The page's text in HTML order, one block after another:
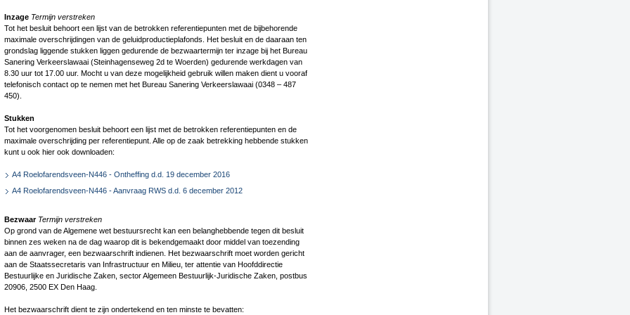
Inzage Termijn verstreken
Tot het besluit behoort een lijst van de betrokken referentiepunten met de bijbehorende
maximale overschrijdingen van de geluidproductieplafonds. Het besluit en de daaraan ten
grondslag liggende stukken liggen gedurende de bezwaartermijn ter inzage bij het Bureau
Sanering Verkeerslawaai (Steinhagenseweg 2d te Woerden) gedurende werkdagen van
8.30 uur tot 17.00 uur. Mocht u van deze mogelijkheid gebruik willen maken dient u vooraf
telefonisch contact op te nemen met het Bureau Sanering Verkeerslawaai (0348 – 487
450).
Stukken
Tot het voorgenomen besluit behoort een lijst met de betrokken referentiepunten en de
maximale overschrijding per referentiepunt. Alle op de zaak betrekking hebbende stukken
kunt u ook hier ook downloaden:
A4 Roelofarendsveen-N446 - Ontheffing d.d. 19 december 2016
A4 Roelofarendsveen-N446 - Aanvraag RWS d.d. 6 december 2012
Bezwaar Termijn verstreken
Op grond van de Algemene wet bestuursrecht kan een belanghebbende tegen dit besluit
binnen zes weken na de dag waarop dit is bekendgemaakt door middel van toezending
aan de aanvrager, een bezwaarschrift indienen. Het bezwaarschrift moet worden gericht
aan de Staatssecretaris van Infrastructuur en Milieu, ter attentie van Hoofddirectie
Bestuurlijke en Juridische Zaken, sector Algemeen Bestuurlijk-Juridische Zaken, postbus
20906, 2500 EX Den Haag.
Het bezwaarschrift dient te zijn ondertekend en ten minste te bevatten: